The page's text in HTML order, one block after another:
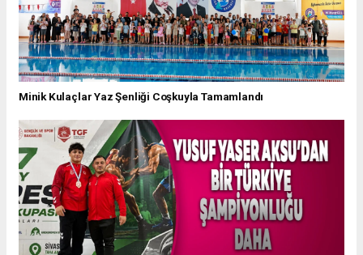
Minik Kulaçlar Yaz Şenliği Coşkuyla Tamamlandı